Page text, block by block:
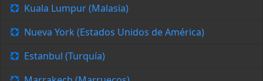
Kuala Lumpur (Malasia)
Nueva York (Estados Unidos de América)
Estanbul (Turquía)